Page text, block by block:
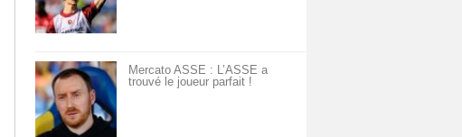
Mercato ASSE : L’ASSE a
trouvé le joueur parfait !